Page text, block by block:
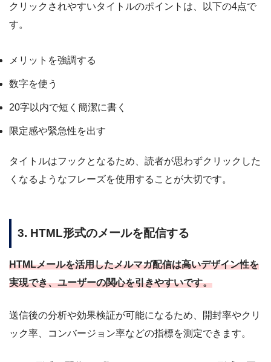
クリックされやすいタイトルのポイントは、以下の4点で
す。
メリットを強調する
数字を使う
20字以内で短く簡潔に書く
限定感や緊急性を出す
タイトルはフックとなるため、読者が思わずクリックした
くなるようなフレーズを使用することが大切です。
3. HTML形式のメールを配信する
HTMLメールを活用したメルマガ配信は高いデザイン性を
実現でき、ユーザーの関心を引きやすいです。
送信後の分析や効果検証が可能になるため、開封率やクリ
ック率、コンバージョン率などの指標を測定できます。